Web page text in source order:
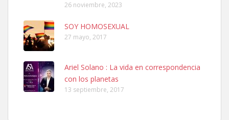
Adopcion
Busco casa de acogida para mi perrita ya que por temas de trabajo
no la puedo tener. Solo gente r...
26 noviembre, 2023
SOY HOMOSEXUAL
27 mayo, 2017
Ariel Solano : La vida en correspondencia
con los planetas
13 septiembre, 2017